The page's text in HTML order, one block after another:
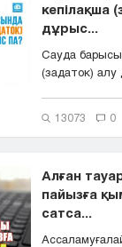
кепілақша
дұрыс...
Сауда
(задаток) алу
13073 0
Алған
пайызға
сатса...